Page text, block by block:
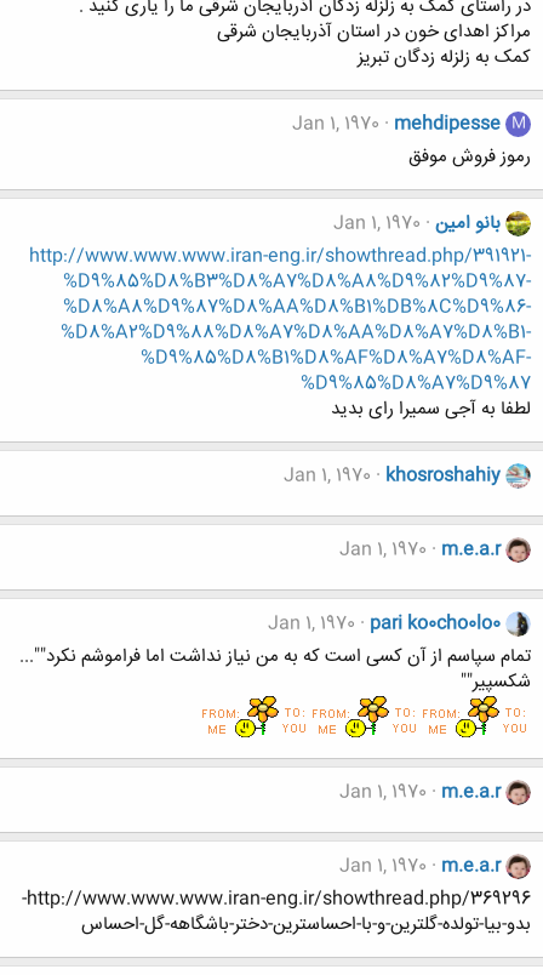
در راستای کمک به زلزله زدگان آذربایجان شرقی ما را یاری کنید .
مراکز اهدای خون در استان آذربایجان شرقی
کمک به زلزله زدگان تبریز
M
mehdipesse
Jan 1, 1970
رموز فروش موفق
بانو امین Jan 1, 1970
http://www.www.www.iran-eng.ir/showthread.php/391921-
%D9%85%D8%B3%D8%A7%D8%A8%D9%82%D9%87-
%D8%A8%D9%87%D8%AA%D8%B1%DB%8C%D9%86-
%D8%A2%D9%88%D8%A7%D8%AA%D8%A7%D8%B1-
%D9%85%D8%B1%D8%AF%D8%A7%D8%AF-
%D9%85%D8%A7%D9%87
لطفا به آجی سمیرا رای بدید
khosroshahiy
Jan 1, 1970
m.e.a.r
Jan 1, 1970
pari ko0cho0lo0
Jan 1, 1970
تمام سپاسم از آن کسی است که به من نیاز نداشت اما فراموشم نکرد""...
شکسپیر""
m.e.a.r
Jan 1, 1970
m.e.a.r
Jan 1, 1970
http://www.www.www.iran-eng.ir/showthread.php/369296-
بدو-بیا-تولده-گلترین-و-با-احساسترین-دختر-باشگاهه-گل-احساس